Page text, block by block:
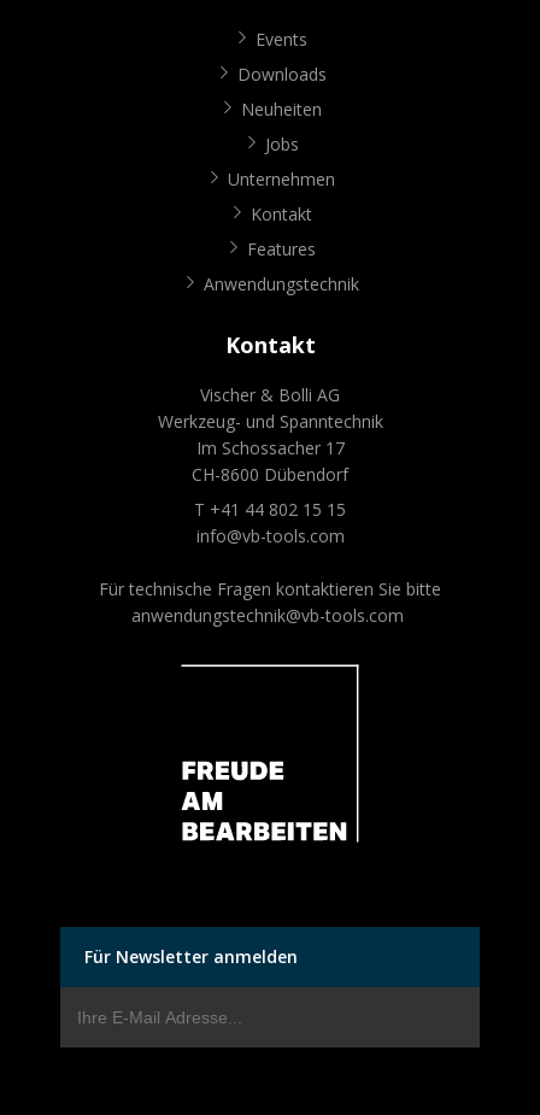
Events
Downloads
Neuheiten
Jobs
Unternehmen
Kontakt
Features
Anwendungstechnik
Kontakt
Vischer & Bolli AG
Werkzeug- und Spanntechnik
Im Schossacher 17
CH-8600 Dübendorf
T +41 44 802 15 15
info@vb-tools.com
Für technische Fragen kontaktieren Sie bitte
anwendungstechnik@vb-tools.com
Für Newsletter anmelden